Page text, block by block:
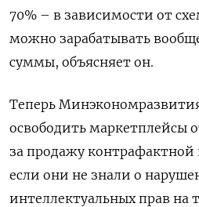
70% – в зависимости от
можно зарабатывать
суммы, объясняет он.
Теперь
освободить маркетплейсы
за продажу контрафактной
если они не знали о
интеллектуальных прав на